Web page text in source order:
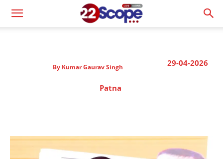
29-04-2026
By Kumar Gaurav Singh
Patna